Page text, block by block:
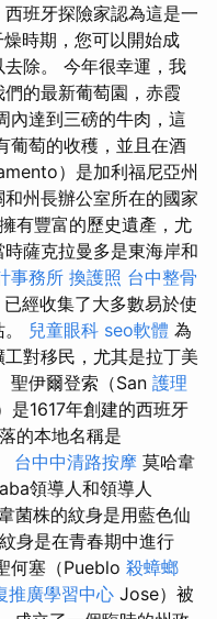
班牙探險家認為這是一
時期，您可以開始成
除。 今年很幸運，我
的最新葡萄園，赤霞
內達到三磅的牛肉，這
葡萄的收穫，並且在酒
）是加利福尼亞州
州長辦公室所在的國家
有豐富的歷史遺產，尤
薩克拉曼多是東海岸和
事務所 換護照 台中整骨
經收集了大多數易於使
兒童眼科 seo軟體 為
對移民，尤其是拉丁美
聖伊爾登索（San 護理
是1617年創建的西班牙
的本地名稱是
台中中清路按摩 莫哈韋
領導人和領導人
菌株的紋身是用藍色仙
身是在青春期中進行
何塞（Pueblo 殺蟑螂
推廣學習中心 Jose）被